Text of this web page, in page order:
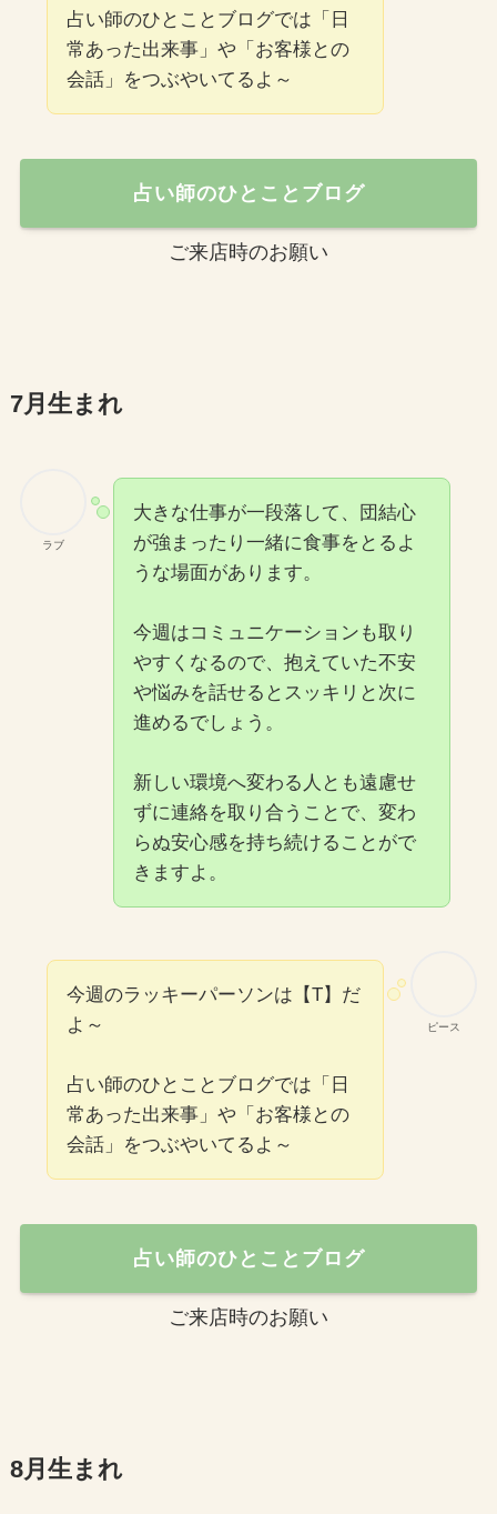
占い師のひとことブログでは「日
常あった出来事」や「お客様との
会話」をつぶやいてるよ～
占い師のひとことブログ
ご来店時のお願い
7月生まれ
ラブ
大きな仕事が一段落して、団結心
が強まったり一緒に食事をとるよ
うな場面があります。
今週はコミュニケーションも取り
やすくなるので、抱えていた不安
や悩みを話せるとスッキリと次に
進めるでしょう。
新しい環境へ変わる人とも遠慮せ
ずに連絡を取り合うことで、変わ
らぬ安心感を持ち続けることがで
きますよ。
ピース
今週のラッキーパーソンは【T】だ
よ～
占い師のひとことブログでは「日
常あった出来事」や「お客様との
会話」をつぶやいてるよ～
占い師のひとことブログ
ご来店時のお願い
8月生まれ